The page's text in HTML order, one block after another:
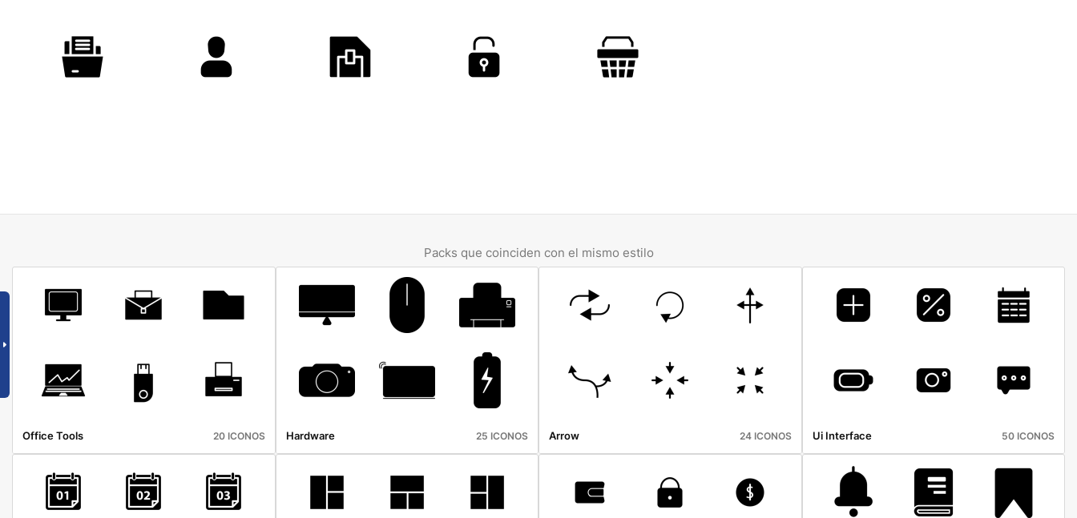
Packs que coinciden con el mismo estilo
Office Tools 20 ICONOS Hardware 25 ICONOS Arrow 24 ICONOS Ui Interface 50 ICONOS